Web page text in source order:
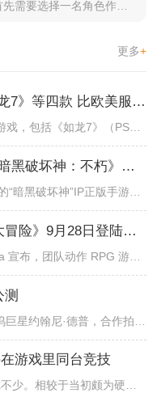
更多+
8月PS+港服会免：《如龙7》等四款 比欧美服多一款
官方公布了8月份港服的PS Plus会免游戏，包括《如龙7》（PS4/PS5）、《小小梦魇》（PS4）、《托尼霍克职业滑...
庇护之地CG燃爆公映《暗黑破坏神：不朽》今日全平台上线
虽迟但到，1500万国服玩家翘首以盼的“暗黑破坏神”IP正版手游《暗黑破坏神：不朽》已于今日全平台上线！动作RPG王者再...
《勇者斗恶龙：达尔的大冒险》9月28日登陆苹果谷歌应用商店
发行商 Square Enix 以及开发商 DeNa 宣布，团队动作 RPG 游戏《勇者斗恶龙：达尔的大冒险 魂之绊》将...
游戏里同台竞技
老实说，近些年或2D或3D的格斗游戏不少。相较于当初颇为硬核的难度。如今这类游戏大都以较低的游玩门槛，独特的技能机制吸引...